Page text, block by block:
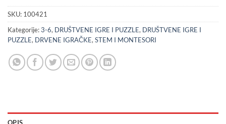
SKU: 100421
Kategorije:3-6, DRUŠTVENE IGRE I PUZZLE, DRUŠTVENE IGRE I
PUZZLE, DRVENE IGRAČKE, STEM I MONTESORI